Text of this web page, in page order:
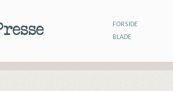
FORSIDE
BLADE